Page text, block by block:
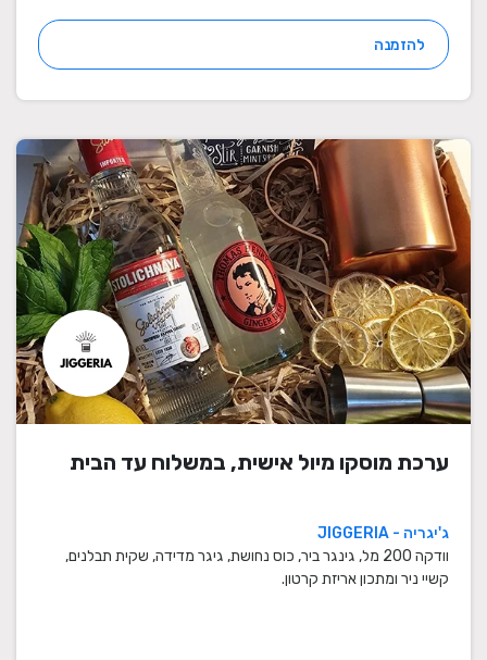
להזמנה
ערכת מוסקו מיול אישית, במשלוח עד הבית
ג'יגריה - JIGGERIA
וודקה 200 מל, גינגר ביר, כוס נחושת, גיגר מדידה, שקית תבלנים,
קשיי ניר ומתכון אריזת קרטון.